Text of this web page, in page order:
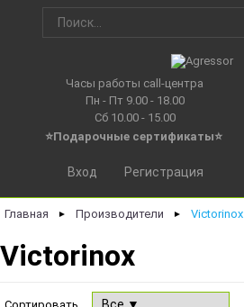
Часы работы call-центра
Пн - Пт 9.00 - 18.00
Сб 10.00 - 15.00
⭐Подарочные сертификаты⭐
Вход Регистрация
Главная ► Производители ► Victorinox
Victorinox
Сортировать